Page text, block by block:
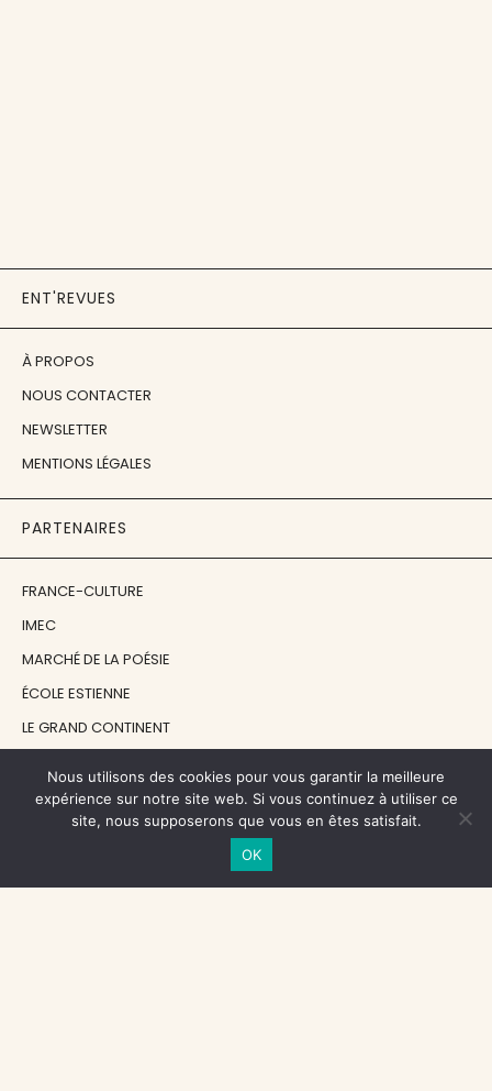
ENT'REVUES
À PROPOS
NOUS CONTACTER
NEWSLETTER
MENTIONS LÉGALES
PARTENAIRES
FRANCE-CULTURE
IMEC
MARCHÉ DE LA POÉSIE
ÉCOLE ESTIENNE
LE GRAND CONTINENT
EN ATTENDANT NADEAU
Nous utilisons des cookies pour vous garantir la meilleure
expérience sur notre site web. Si vous continuez à utiliser ce
site, nous supposerons que vous en êtes satisfait.
OK